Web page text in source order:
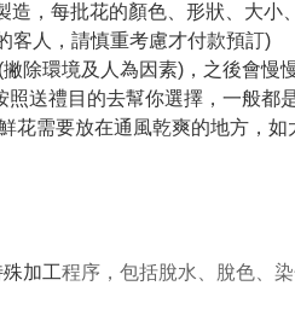
，每批花的顏色、形狀、大
客人，請慎重考慮才付款預訂)
除環境及人為因素)，之後會慢
送禮目的去幫你選擇，一般都
需要放在通風乾爽的地方，如
加工程序，包括脫水、脫色、